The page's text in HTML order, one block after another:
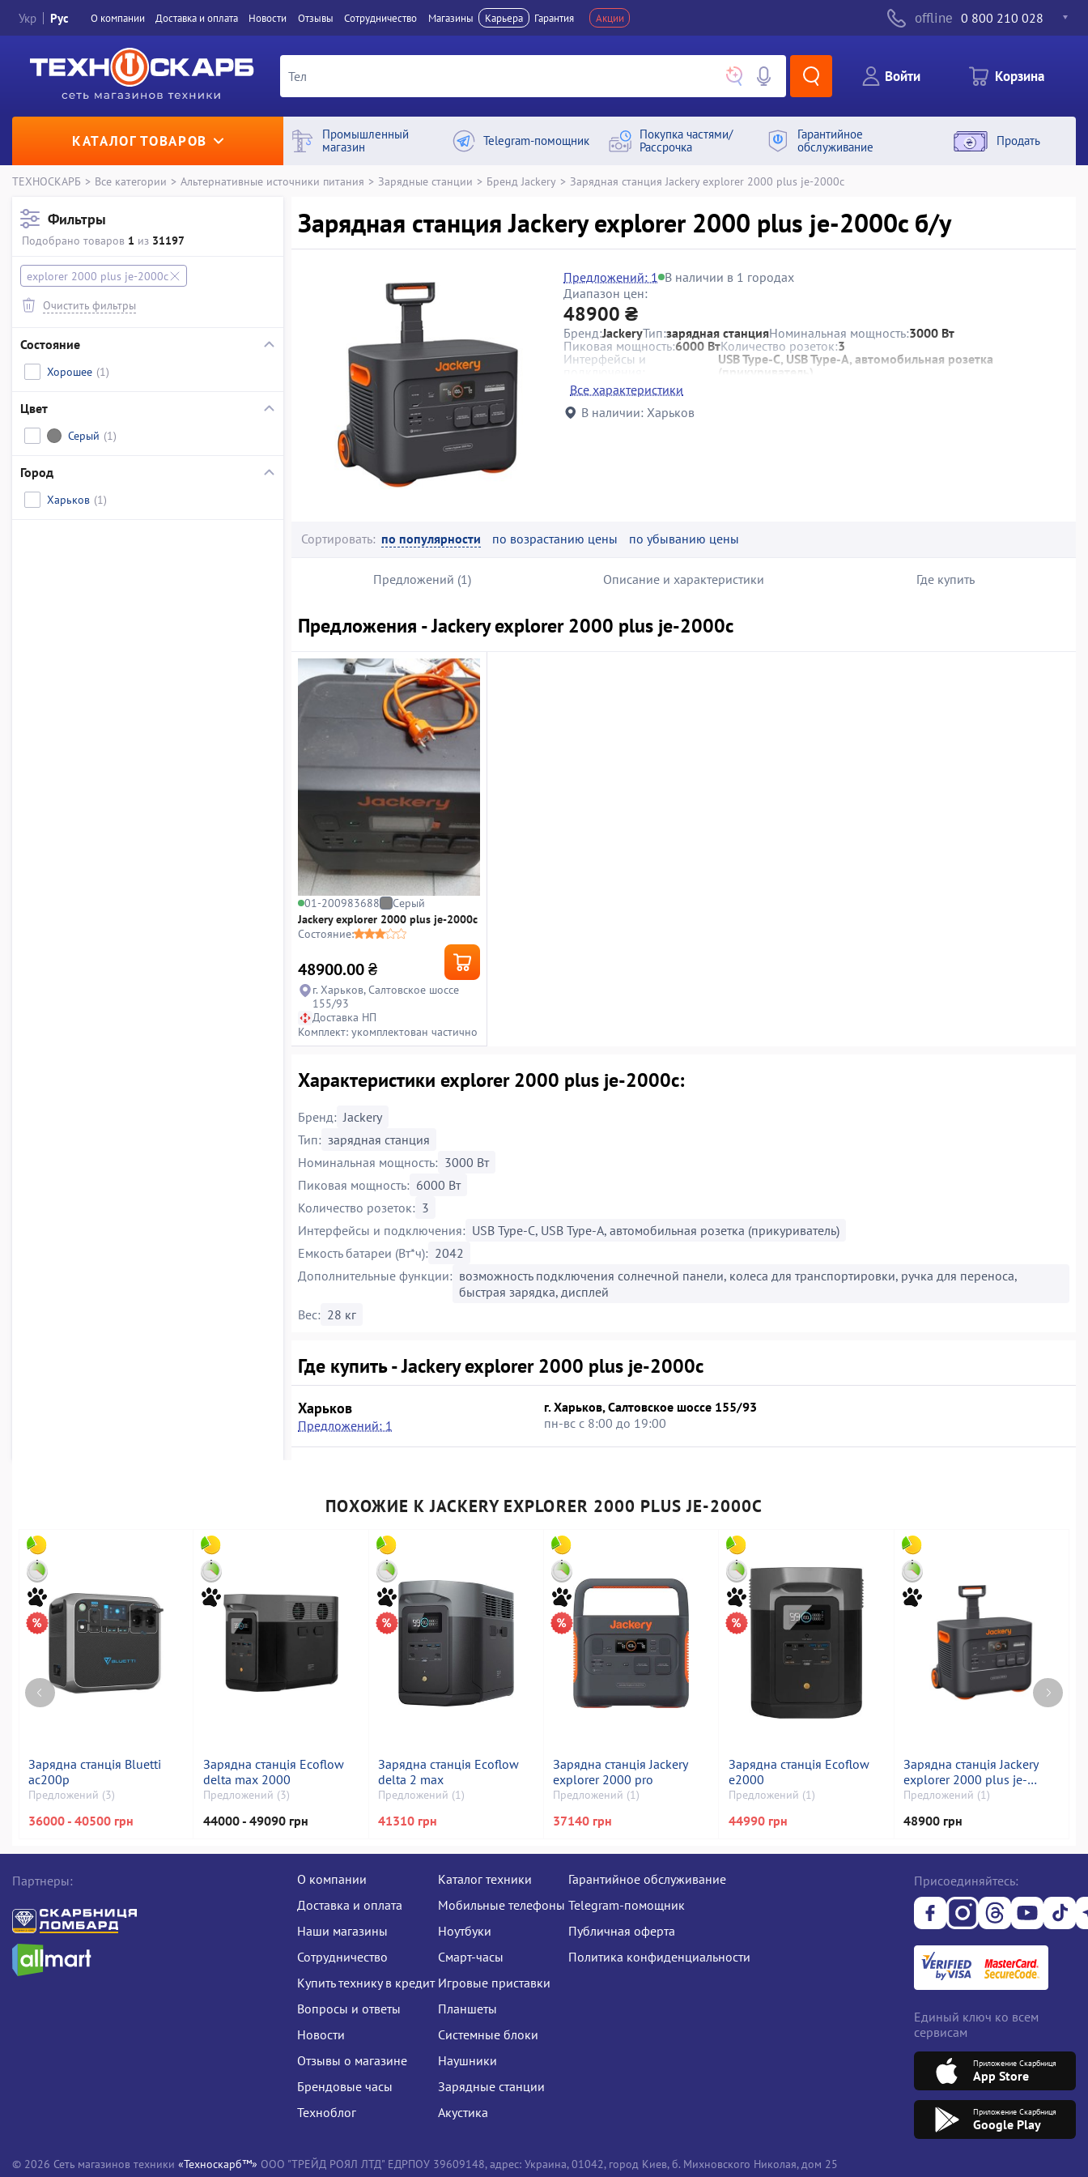
Укр Рус О компании Доставка и оплата Новости Отзывы Сотрудничество Магазины Карьера Гарантия Акции offline 0 800 210 028
Войти Корзина
КАТАЛОГ ТОВАРОВ
Промышленный
магазин
Telegram-помощник
Покупка частями/
Рассрочка
Гарантийное
обслуживание
Продать
ТЕХНОСКАРБ > Все категории > Альтернативные источники питания > Зарядные станции > Бренд Jackery > Зарядная станция Jackery explorer 2000 plus je-2000c
Фильтры
Подобрано товаров 1 из 31197
explorer 2000 plus je-2000c
Очистить фильтры
Состояние
Хорошее (1)
Цвет
Серый (1)
Город
Харьков (1)
Зарядная станция Jackery explorer 2000 plus je-2000c б/у
Предложений: 1 В наличии в 1 городах
Диапазон цен:
48900 ₴
Бренд:JackeryТип:зарядная станцияНоминальная мощность:3000 Вт
Пиковая мощность:6000 ВтКоличество розеток:3
Интерфейсы и
USB Type-C, USB Type-A, автомобильная розетка
(прикуриватель)
Емкость батареи (Вт*ч):
Дополнительные
функции:
возможность подключения солнечной панели, колеса для
транспортировки, ручка для переноса, быстрая зарядка, дисплей
Вес:
Все характеристики
В наличии: Харьков
Сортировать: по популярности по возрастанию цены по убыванию цены
Предложений (1) Описание и характеристики Где купить
Предложения - Jackery explorer 2000 plus je-2000c
01-200983688
Серый
Jackery explorer 2000 plus je-2000c
Состояние:
48900.00₴
г. Харьков, Салтовское шоссе
155/93
Доставка НП
Комплект: укомплектован частично
Характеристики explorer 2000 plus je-2000c:
Бренд: Jackery
Тип: зарядная станция
Номинальная мощность: 3000 Вт
Пиковая мощность: 6000 Вт
Количество розеток: 3
Интерфейсы и подключения: USB Type-C, USB Type-A, автомобильная розетка (прикуриватель)
Емкость батареи (Вт*ч): 2042
Дополнительные функции: возможность подключения солнечной панели, колеса для транспортировки, ручка для переноса,
быстрая зарядка, дисплей
Вес: 28 кг
Где купить - Jackery explorer 2000 plus je-2000c
Харьков
Предложений: 1
г. Харьков, Салтовское шоссе 155/93
пн-вс с 8:00 до 19:00
ПОХОЖИЕ К JACKERY EXPLORER 2000 PLUS JE-2000C
Зарядна станція Bluetti
ac200p
Предложений (3)
36000 - 40500 грн
Зарядна станція Ecoflow
delta max 2000
Предложений (3)
44000 - 49090 грн
Зарядна станція Ecoflow
delta 2 max
Предложений (1)
41310 грн
Зарядна станція Jackery
explorer 2000 pro
Предложений (1)
37140 грн
Зарядна станція Ecoflow
e2000
Предложений (1)
44990 грн
Зарядна станція Jackery
explorer 2000 plus je-
2000c
Предложений (1)
48900 грн
Партнеры:
О компании
Доставка и оплата
Наши магазины
Сотрудничество
Купить технику в кредит
Вопросы и ответы
Новости
Отзывы о магазине
Брендовые часы
Техноблог
Каталог техники
Мобильные телефоны
Ноутбуки
Смарт-часы
Игровые приставки
Планшеты
Системные блоки
Наушники
Зарядные станции
Акустика
Гарантийное обслуживание
Telegram-помощник
Публичная оферта
Политика конфиденциальности
Присоединяйтесь:
Единый ключ ко всем
сервисам
Приложение Скарбниця
App Store
Приложение Скарбниця
Google Play
© 2026 Сеть магазинов техники «Техноскарб™» ООО "ТРЕЙД РОЯЛ ЛТД" ЕДРПОУ 39609148, адрес: Украина, 01042, город Киев, б. Михновского Николая, дом 25